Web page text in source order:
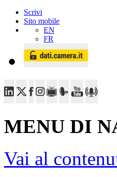
Scrivi
Sito mobile
EN
FR
MENU DI
Vai al